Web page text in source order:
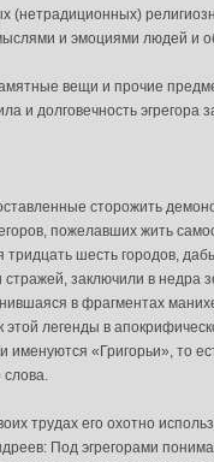
(нетрадиционных)
и эмоциями людей и
вещи и прочие
и долговечность эгрегора
сторожить
пожелавших жить
шесть городов,
заключили в недра
в фрагментах
легенды в
«Григорьи», то
слова.
трудах его охотно
Под эгрегорами